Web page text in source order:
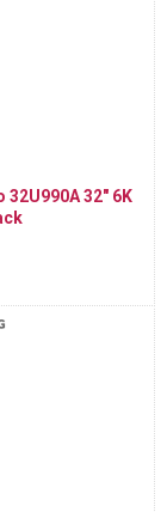
32U990A 32" 6K